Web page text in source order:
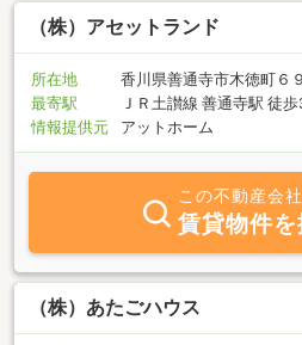
（株）アセットランド
所在地
香川県善通寺市木徳町６
最寄駅
ＪＲ土讃線 善通寺駅 徒歩
情報提供元
アットホーム
この不動産会
賃貸物件を
（株）あたごハウス